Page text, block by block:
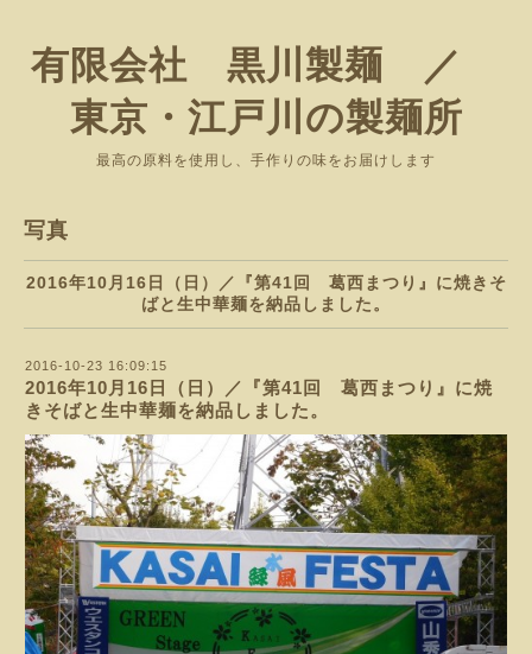
有限会社 黒川製麺 ／
東京・江戸川の製麺所
最高の原料を使用し、手作りの味をお届けします
写真
2016年10月16日（日）／『第41回 葛西まつり』に焼きそ
ばと生中華麺を納品しました。
2016-10-23 16:09:15
2016年10月16日（日）／『第41回 葛西まつり』に焼
きそばと生中華麺を納品しました。